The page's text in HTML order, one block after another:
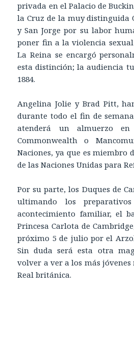
privada en el Palacio de
la Cruz de la muy distinguida
y San Jorge por su labor
poner fin a la violencia
La Reina se encargó
esta distinción; la audiencia
1884.
Angelina Jolie y Brad Pitt,
durante todo el fin de
atenderá un almuerzo
Commonwealth o
Naciones, ya que es miembro
de las Naciones Unidas para
Por su parte, los Duques de
ultimando los
acontecimiento familiar, el
Princesa Carlota de
próximo 5 de julio por el
Sin duda será esta otra
volver a ver a los más jóvenes
Real británica.